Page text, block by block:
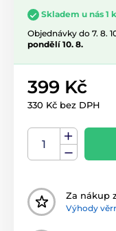
Skladem u nás 1
Objednávky do 7. 8.
pondělí 10. 8.
399 Kč
330 Kč bez DPH
Za nákup
Výhody